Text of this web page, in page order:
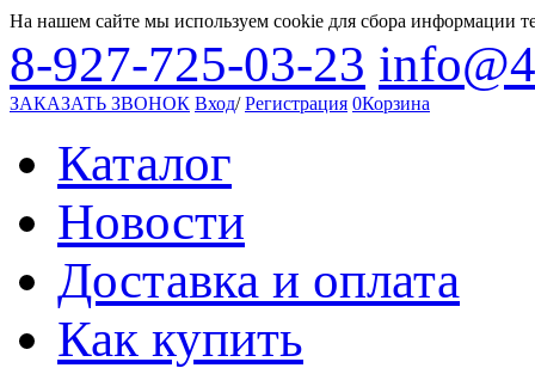
На нашем сайте мы используем cookie для сбора информации
8-927-725-03-23
ЗАКАЗАТЬ ЗВОНОК Вход/Регистрация 0Корзина
Каталог
Новости
Доставка и оплата
Как купить